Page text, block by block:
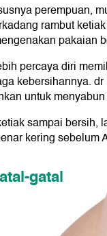
perempuan,
rambut
pakaian
percaya diri
kebersihannya.
untuk
sampai bersih,
kering sebelum
gatal